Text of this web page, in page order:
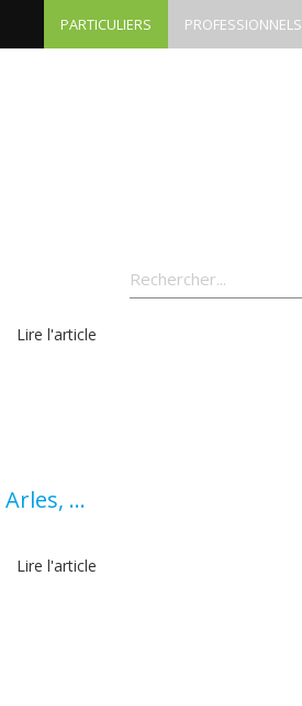
PROFESSIONNELS
PARTICULIERS
Lire l'article
Nouvelle agence dans les Alpilles (Cavaillon, Arles, Tarascon)
Lire l'article
Rechercher